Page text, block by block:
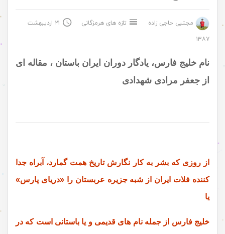
مجتبی حاجی زاده تازه های هرمزگانی
۲۱ اردیبهشت
۱۳۸۷
نام خلیج فارس، یادگار دوران ایران باستان ، مقاله ای
از جعفر مرادی شهدادی
از روزی که بشر به کار نگارش تاریخ همت گمارد، آبراه جدا
کننده فلات ایران از شبه جزیره عربستان را «دریای پارس»
یا
خلیج فارس از جمله نام های قدیمی و یا باستانی است که در